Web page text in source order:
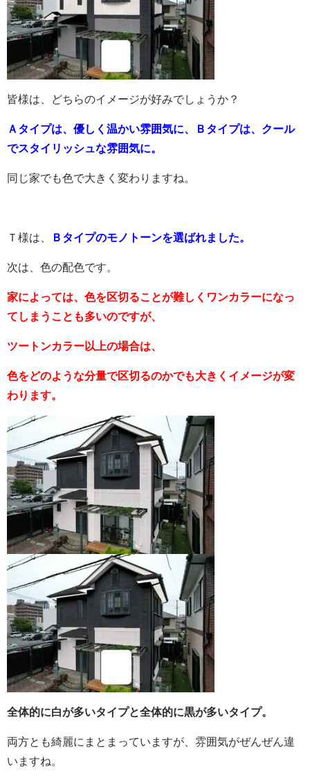
皆様は、どちらのイメージが好みでしょうか？
Ａタイプは、優しく温かい雰囲気に、Ｂタイプは、クール
でスタイリッシュな雰囲気に。
同じ家でも色で大きく変わりますね。
Ｔ様は、 Ｂタイプのモノトーンを選ばれました。
次は、色の配色です。
家によっては、色を区切ることが難しくワンカラーになっ
てしまうことも多いのですが、
ツートンカラー以上の場合は、
色をどのような分量で区切るのかでも大きくイメージが変
わります。
全体的に白が多いタイプと全体的に黒が多いタイプ。
両方とも綺麗にまとまっていますが、雰囲気がぜんぜん違
いますね。